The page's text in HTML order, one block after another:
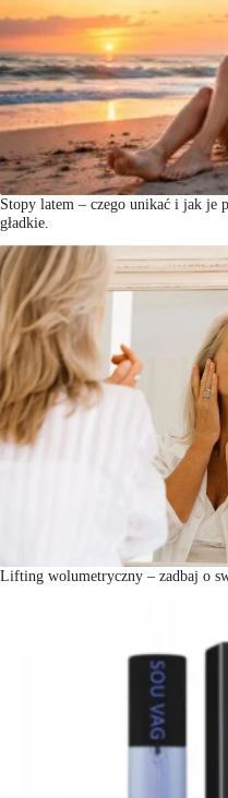
Stopy latem – czego unikać i jak je
gładkie.
Lifting wolumetryczny – zadbaj o